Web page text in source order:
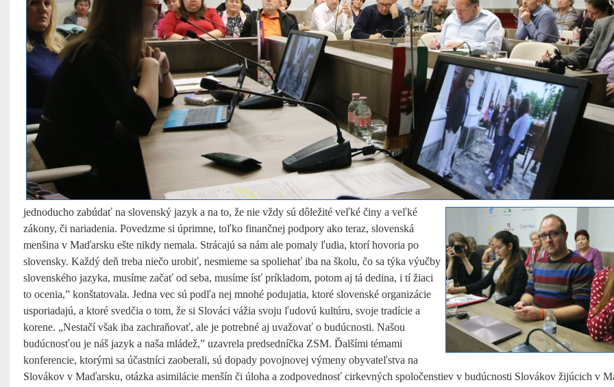
jednoducho zabúdať na slovenský jazyk a na to, že nie vždy sú dôležité veľké činy a veľké
zákony, či nariadenia. Povedzme si úprimne, toľko finančnej podpory ako teraz, slovenská
menšina v Maďarsku ešte nikdy nemala. Strácajú sa nám ale pomaly ľudia, ktorí hovoria po
slovensky. Každý deň treba niečo urobiť, nesmieme sa spoliehať iba na školu, čo sa týka výučby
slovenského jazyka, musíme začať od seba, musíme ísť príkladom, potom aj tá dedina, i tí žiaci
to ocenia,” konštatovala. Jedna vec sú podľa nej mnohé podujatia, ktoré slovenské organizácie
usporiadajú, a ktoré svedčia o tom, že si Slováci vážia svoju ľudovú kultúru, svoje tradície a
korene. „Nestačí však iba zachraňovať, ale je potrebné aj uvažovať o budúcnosti. Našou
budúcnosťou je náš jazyk a naša mládež,” uzavrela predsedníčka ZSM. Ďalšími témami
konferencie, ktorými sa účastníci zaoberali, sú dopady povojnovej výmeny obyvateľstva na
Slovákov v Maďarsku, otázka asimilácie menšín či úloha a zodpovednosť cirkevných spoločenstiev v budúcnosti Slovákov